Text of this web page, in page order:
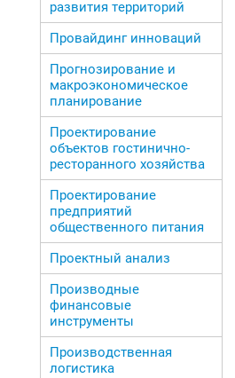
развития территорий
Провайдинг инноваций
Прогнозирование и
макроэкономическое
планирование
Проектирование
объектов гостинично-
ресторанного хозяйства
Проектирование
предприятий
общественного питания
Проектный анализ
Производные
финансовые
инструменты
Производственная
логистика